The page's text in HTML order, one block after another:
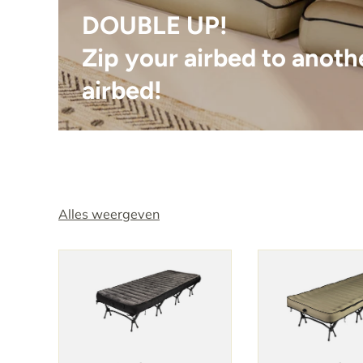
DOUBLE UP!
Zip your airbed to
airbed!
Alles weergeven